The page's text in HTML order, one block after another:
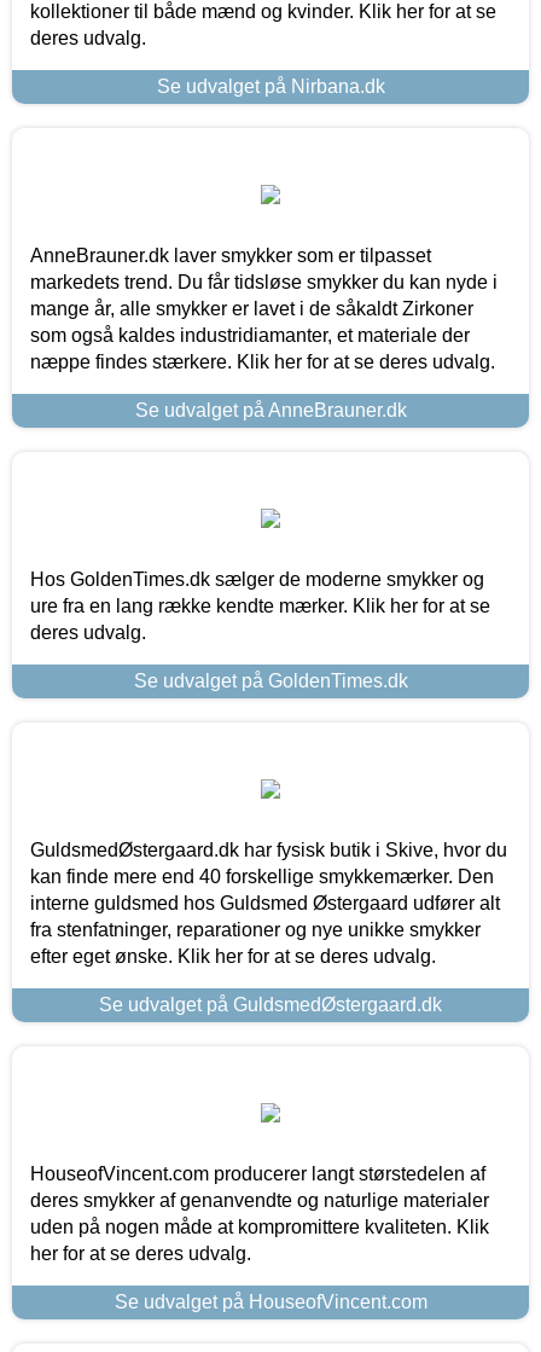
kollektioner til både mænd og kvinder. Klik her for at se
deres udvalg.
Se udvalget på Nirbana.dk
AnneBrauner.dk laver smykker som er tilpasset
markedets trend. Du får tidsløse smykker du kan nyde i
mange år, alle smykker er lavet i de såkaldt Zirkoner
som også kaldes industridiamanter, et materiale der
næppe findes stærkere. Klik her for at se deres udvalg.
Se udvalget på AnneBrauner.dk
Hos GoldenTimes.dk sælger de moderne smykker og
ure fra en lang række kendte mærker. Klik her for at se
deres udvalg.
Se udvalget på GoldenTimes.dk
GuldsmedØstergaard.dk har fysisk butik i Skive, hvor du
kan finde mere end 40 forskellige smykkemærker. Den
interne guldsmed hos Guldsmed Østergaard udfører alt
fra stenfatninger, reparationer og nye unikke smykker
efter eget ønske. Klik her for at se deres udvalg.
Se udvalget på GuldsmedØstergaard.dk
HouseofVincent.com producerer langt størstedelen af
deres smykker af genanvendte og naturlige materialer
uden på nogen måde at kompromittere kvaliteten. Klik
her for at se deres udvalg.
Se udvalget på HouseofVincent.com